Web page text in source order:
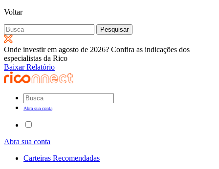
Voltar
Pesquisar
por:
Onde investir em agosto de 2026? Confira as indicações dos
especialistas da Rico
Baixar Relatório
Abra sua conta
Abra sua conta
Carteiras Recomendadas